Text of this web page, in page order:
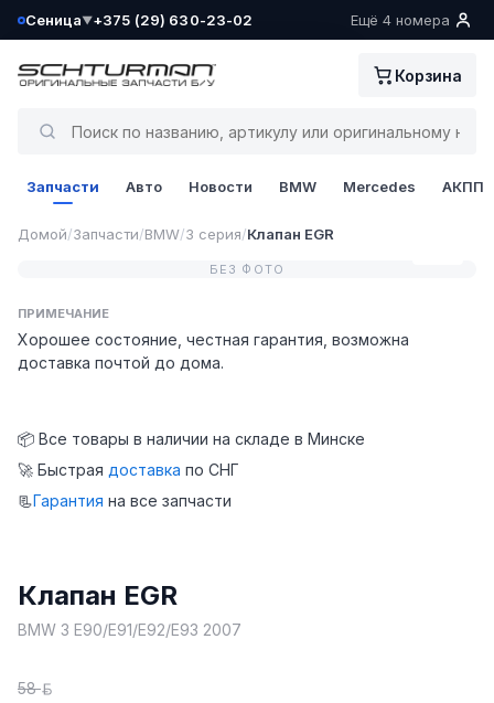
Сеница▼
Ваш склад определён как:
+375 (29) 630-23-02 Ещё 4 номера
Корзина
Запчасти Авто Новости BMW Mercedes АКПП
Домой/Запчасти/BMW/3 серия/Клапан EGR
БЕЗ ФОТО
ПРИМЕЧАНИЕ
Хорошее состояние, честная гарантия, возможна
доставка почтой до дома.
📦 Все товары в наличии на складе в Минске
🚀 Быстрая доставка по СНГ
📃Гарантия на все запчасти
Клапан EGR
BMW 3 E90/E91/E92/E93 2007
58